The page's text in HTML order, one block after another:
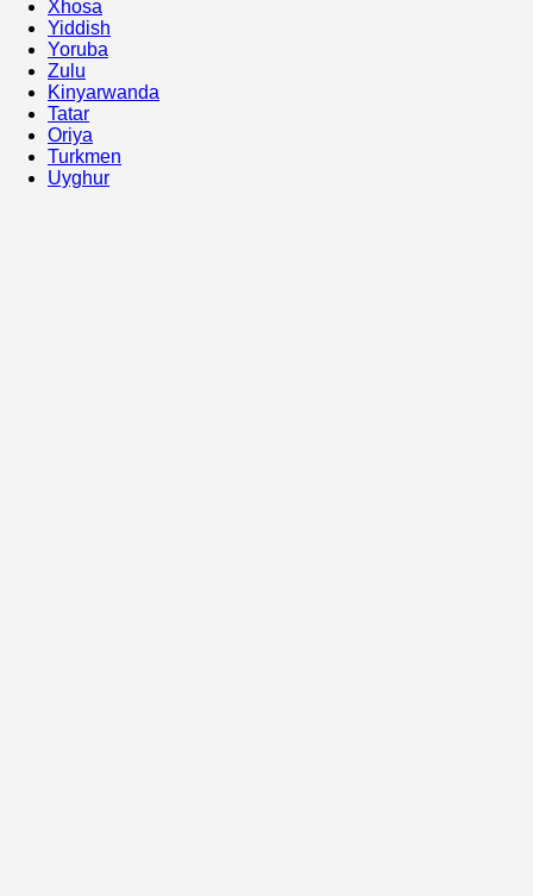
Xhosa
Yiddish
Yoruba
Zulu
Kinyarwanda
Tatar
Oriya
Turkmen
Uyghur